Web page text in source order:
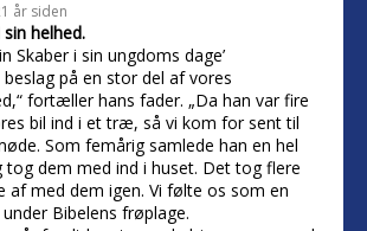
år siden
helhed.
Skaber i sin ungdoms dage’
beslag på en stor del af vores
fortæller hans fader. „Da han var fire
bil ind i et træ, så vi kom for sent til
Som femårig samlede han en hel
dem med ind i huset. Det tog flere
af med dem igen. Vi følte os som en
Bibelens frøplage.